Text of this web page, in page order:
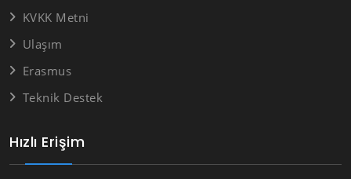
Hızlı Erişim
KVKK Metni
Ulaşım
Erasmus
Teknik Destek